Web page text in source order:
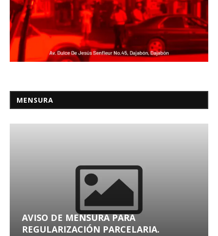
MENSURA
AVISO DE MENSURA PARA
REGULARIZACIÓN PARCELARIA.